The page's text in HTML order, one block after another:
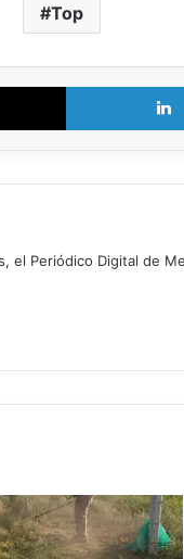
Top
X
el Periódico Digital de